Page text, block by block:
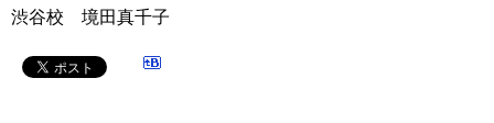
渋谷校 境田真千子